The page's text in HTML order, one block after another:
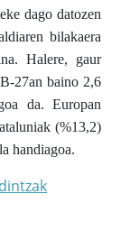
dago datozen
bilakaera
Halere, gaur
27an baino 2,6
da. Europan
(%13,2)
handiagoa.